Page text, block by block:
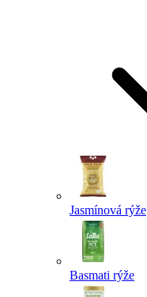
Jasmínová rýže
Basmati rýže